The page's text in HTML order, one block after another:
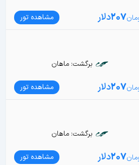
207دلار مشاهده تور
برگشت: ماهان
207دلار مشاهده تور
برگشت: ماهان
207دلار مشاهده تور